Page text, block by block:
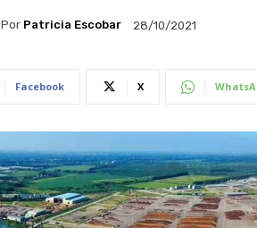
Por Patricia Escobar 28/10/2021
Facebook X